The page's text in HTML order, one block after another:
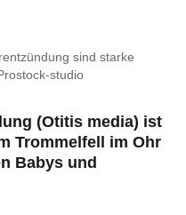
sind starke
studio
(Otitis media) ist
Trommelfell im Ohr
Babys und